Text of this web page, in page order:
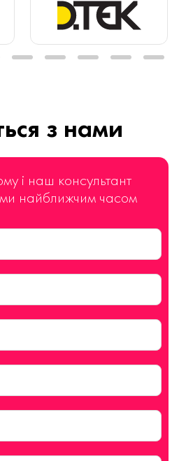
з нами
і наш консультант
найближчим часом